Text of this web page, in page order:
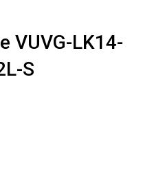
VUVG-LK14-
S